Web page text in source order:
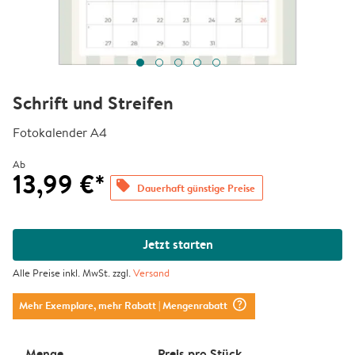
Schrift und Streifen
Fotokalender A4
Ab
13,99 €* offers Dauerhaft günstige Preise
Jetzt starten
Alle Preise inkl. MwSt. zzgl.Versand
Mehr Exemplare, mehr Rabatt| Mengenrabatt question_mark_circle